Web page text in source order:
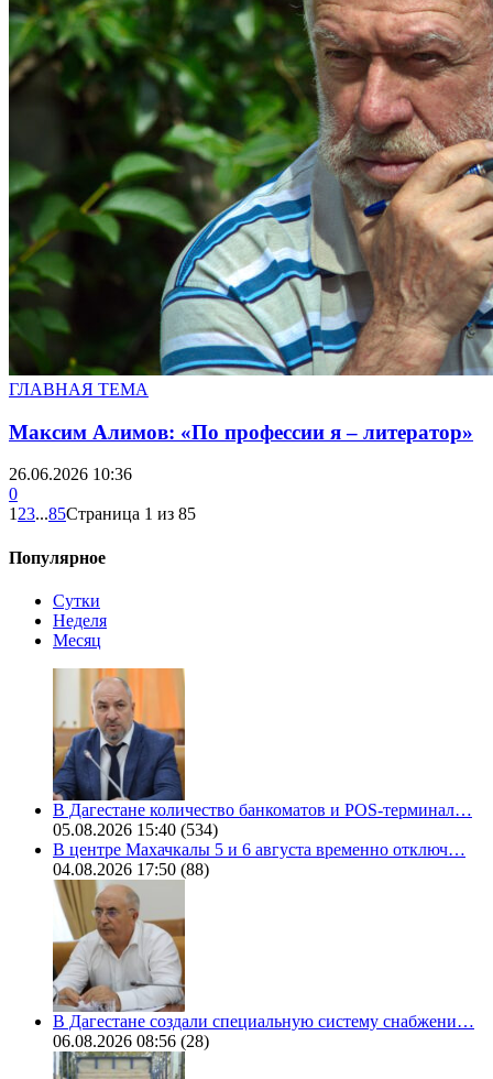
ГЛАВНАЯ ТЕМА
Максим Алимов: «По профессии я – литератор»
26.06.2026 10:36
0
1 23...85Страница 1 из 85
Популярное
Сутки
Неделя
Месяц
В Дагестане количество банкоматов и POS-терминал…
05.08.2026 15:40 (534)
В центре Махачкалы 5 и 6 августа временно отключ…
04.08.2026 17:50 (88)
В Дагестане создали специальную систему снабжени…
06.08.2026 08:56 (28)